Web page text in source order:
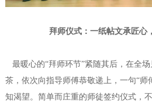
拜师仪式：一纸帖文承匠心
最暖心的“拜师环节”紧随其后，在全
茶，依次向指导师傅恭敬递上，一句“师
知渴望。简单而庄重的师徒签约仪式，